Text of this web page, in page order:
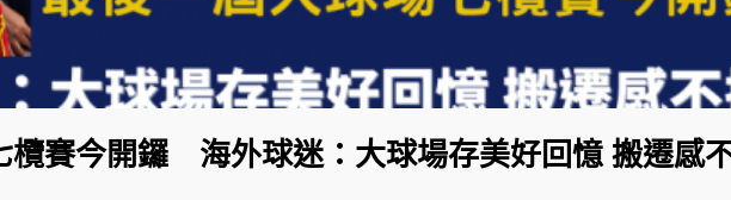
欖賽今開鑼 海外球迷：大球場存美好回憶 搬遷感